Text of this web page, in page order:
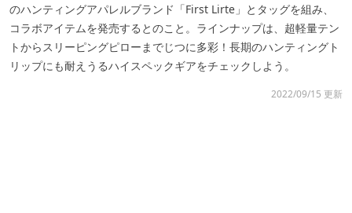
のハンティングアパレルブランド「First Lirte」とタッグを組み、
コラボアイテムを発売するとのこと。ラインナップは、超軽量テン
トからスリーピングピローまでじつに多彩！長期のハンティングト
リップにも耐えうるハイスペックギアをチェックしよう。
2022/09/15 更新